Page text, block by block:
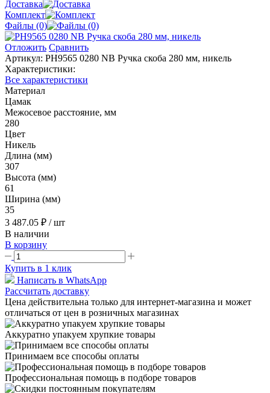
Доставка
Комплект
Файлы (0)
Отложить Сравнить
Артикул: PH9565 0280 NB Ручка скоба 280 мм, никель
Характеристики:
Все характеристики
Материал
Цамак
Межосевое расстояние, мм
280
Цвет
Никель
Длина (мм)
307
Высота (мм)
61
Ширина (мм)
35
3 487.05 ₽ / шт
В наличии
В корзину
Купить в 1 клик
Написать в WhatsApp
Рассчитать доставку
Цена действительна только для интернет-магазина и может
отличаться от цен в розничных магазинах
Аккуратно упакуем хрупкие товары
Принимаем все способы оплаты
Профессиональная помощь в подборе товаров